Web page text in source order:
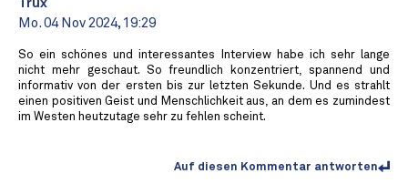
Trux
Mo. 04 Nov 2024, 19:29
So ein schönes und interessantes Interview habe ich sehr lange
nicht mehr geschaut. So freundlich konzentriert, spannend und
informativ von der ersten bis zur letzten Sekunde. Und es strahlt
einen positiven Geist und Menschlichkeit aus, an dem es zumindest
im Westen heutzutage sehr zu fehlen scheint.
Auf diesen Kommentar antworten